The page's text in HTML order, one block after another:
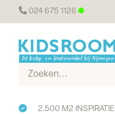
024 675 1126
2.500 M2 INSPIRATIE